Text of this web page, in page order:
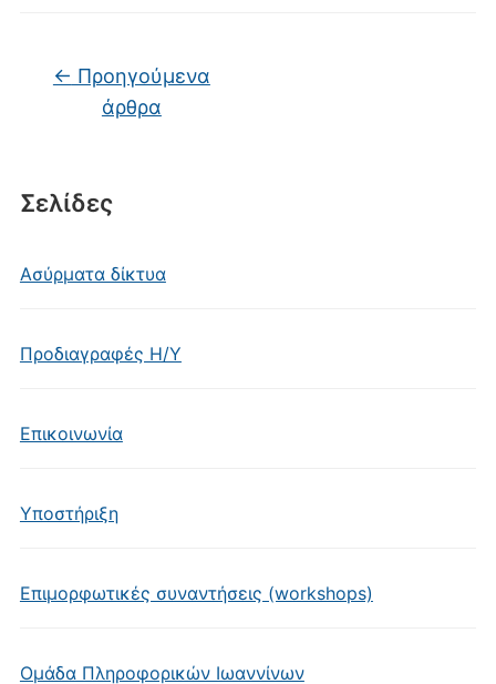
Σελίδες
Ασύρματα δίκτυα
Προδιαγραφές Η/Υ
Επικοινωνία
Υποστήριξη
Επιμορφωτικές συναντήσεις (workshops)
Ομάδα Πληροφορικών Ιωαννίνων
Πλοήγηση άρθρων
← Προηγούμενα
άρθρα